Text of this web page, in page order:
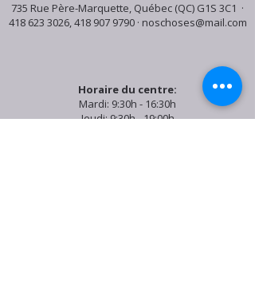
735 Rue Père-Marquette, Québec (QC) G1S 3C1 ·
418 623 3026,418 907 9790· noschoses@mail.com
Horaire du centre:
Mardi: 9:30h - 16:30h
Jeudi: 9:30h - 19:00h